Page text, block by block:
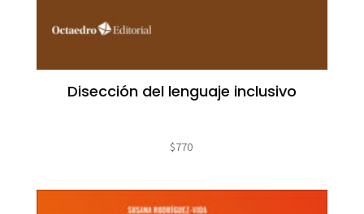
Disección del lenguaje inclusivo
$770